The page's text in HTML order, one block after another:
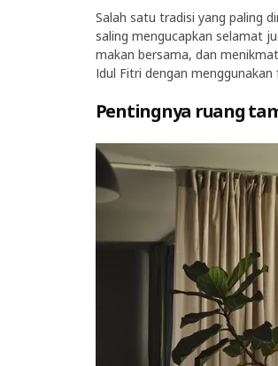
Salah satu tradisi yang paling
saling mengucapkan selamat
makan bersama, dan
Idul Fitri dengan
Pentingnya ruang